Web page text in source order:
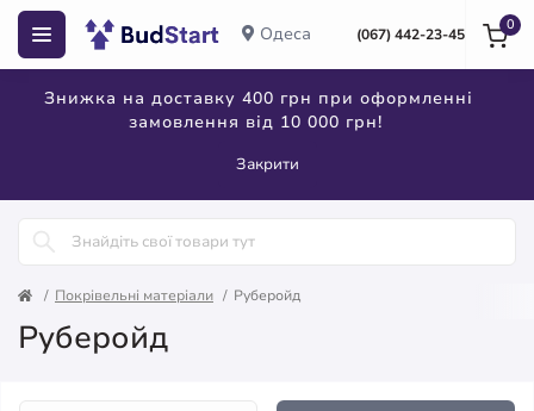
Одеса (067) 442-23-45
Знижка на доставку 400 грн при оформленні
замовлення від 10 000 грн!
Закрити
0
Покрівельні матеріали Руберойд
Руберойд